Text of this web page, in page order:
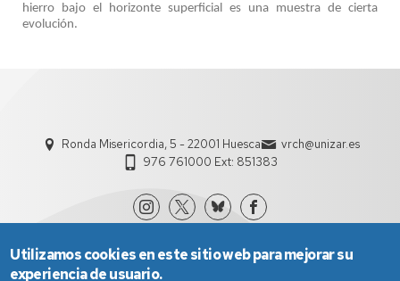
hierro bajo el horizonte superficial es una muestra de cierta
evolución.
Ronda Misericordia, 5 - 22001 Huesca
vrch@unizar.es
976 761000 Ext: 851383
Utilizamos cookies en este sitio web para mejorar su
experiencia de usuario.